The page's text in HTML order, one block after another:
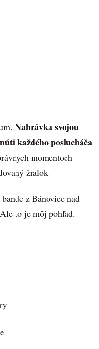
Nahrávka svojou
každého poslucháča
momentoch
žralok.
z Bánoviec nad
to je môj pohľad.